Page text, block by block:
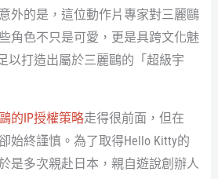
外的是，這位動作片專家對三麗鷗
角色不只是可愛，更是具跨文化魅
以打造出屬於三麗鷗的「超級宇
的IP授權策略走得很前面，但在
始終謹慎。為了取得Hello Kitty的
是多次親赴日本，親自遊說創辦人